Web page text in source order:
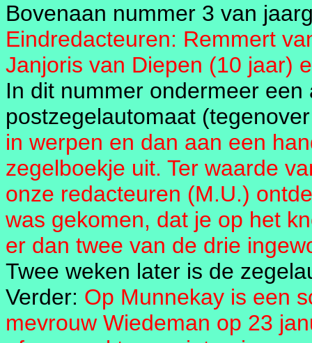
Bovenaan nummer 3 van
Eindredacteuren: Remmert
Janjoris van Diepen (10 jaar)
In dit nummer ondermeer
postzegelautomaat
in werpen en dan aan een
zegelboekje uit. Ter waarde
onze redacteuren (M.U.)
was gekomen, dat je op het
er dan twee van de drie
Twee weken later is de
Verder: Op Munnekay is een
mevrouw Wiedeman op 23